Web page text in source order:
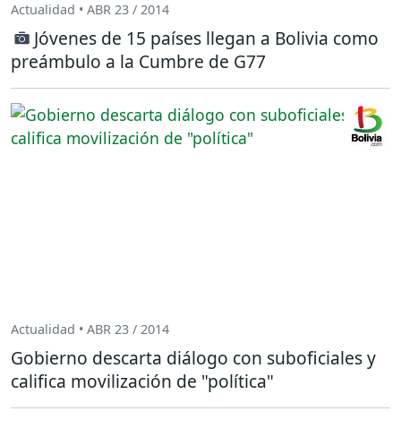
Actualidad • ABR 23 / 2014
Jóvenes de 15 países llegan a Bolivia como
preámbulo a la Cumbre de G77
Actualidad • ABR 23 / 2014
Gobierno descarta diálogo con suboficiales y
califica movilización de "política"